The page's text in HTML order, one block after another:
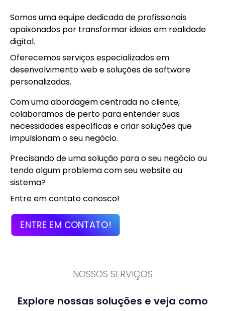
Somos uma equipe dedicada de profissionais
apaixonados por transformar ideias em realidade
digital.
Oferecemos serviços especializados em
desenvolvimento web e soluções de software
personalizadas.
Com uma abordagem centrada no cliente,
colaboramos de perto para entender suas
necessidades específicas e criar soluções que
impulsionam o seu negócio.
Precisando de uma solução para o seu negócio ou
tendo algum problema com seu website ou
sistema?
Entre em contato conosco!
ENTRE EM CONTATO!
NOSSOS SERVIÇOS
Explore nossas soluções e veja como